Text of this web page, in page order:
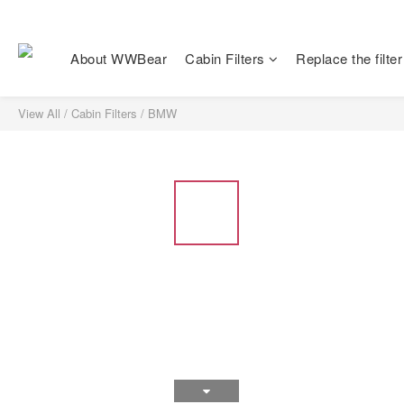
About WWBear Cabin Filters Replace the filter
View All / Cabin Filters / BMW